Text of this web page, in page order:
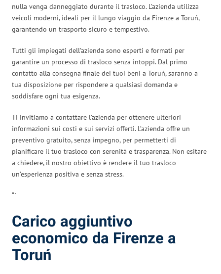
nulla venga danneggiato durante il trasloco. L’azienda utilizza
veicoli moderni, ideali per il lungo viaggio da Firenze a Toruń,
garantendo un trasporto sicuro e tempestivo.
Tutti gli impiegati dell’azienda sono esperti e formati per
garantire un processo di trasloco senza intoppi. Dal primo
contatto alla consegna finale dei tuoi beni a Toruń, saranno a
tua disposizione per rispondere a qualsiasi domanda e
soddisfare ogni tua esigenza.
Ti invitiamo a contattare l’azienda per ottenere ulteriori
informazioni sui costi e sui servizi offerti. L’azienda offre un
preventivo gratuito, senza impegno, per permetterti di
pianificare il tuo trasloco con serenità e trasparenza. Non esitare
a chiedere, il nostro obiettivo è rendere il tuo trasloco
un’esperienza positiva e senza stress.
“`
Carico aggiuntivo
economico da Firenze a
Toruń